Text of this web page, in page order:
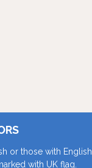
or those with English
with UK flag.